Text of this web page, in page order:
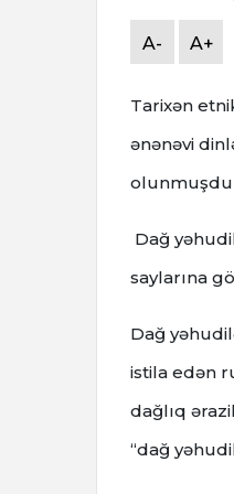
A- A+
Tarixən
ənənəvi
Dağ
saylarına
Dağ
istila edən
dağlıq
“dağ